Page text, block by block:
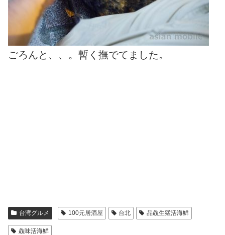
ごろんと、、。暫く撫でてました。
台湾グルメ 100元居酒屋 台北 品鱻生猛活海鮮
鱻味活海鮮